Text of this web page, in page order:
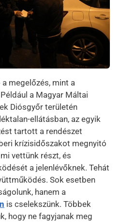
megelőzés, mint a
a Magyar Máltai
Diósgyőr területén
ellátásban, az egyik
tartott a rendészet
krízisidőszakot megnyitó
vettünk részt, és
a jelenlévőknek. Tehát
Sok esetben
hanem a
is cselekszünk. Többek
hogy ne fagyjanak meg